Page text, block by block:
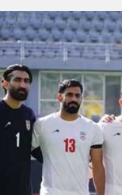
آسيا
أمريكا
ركن الألعاب